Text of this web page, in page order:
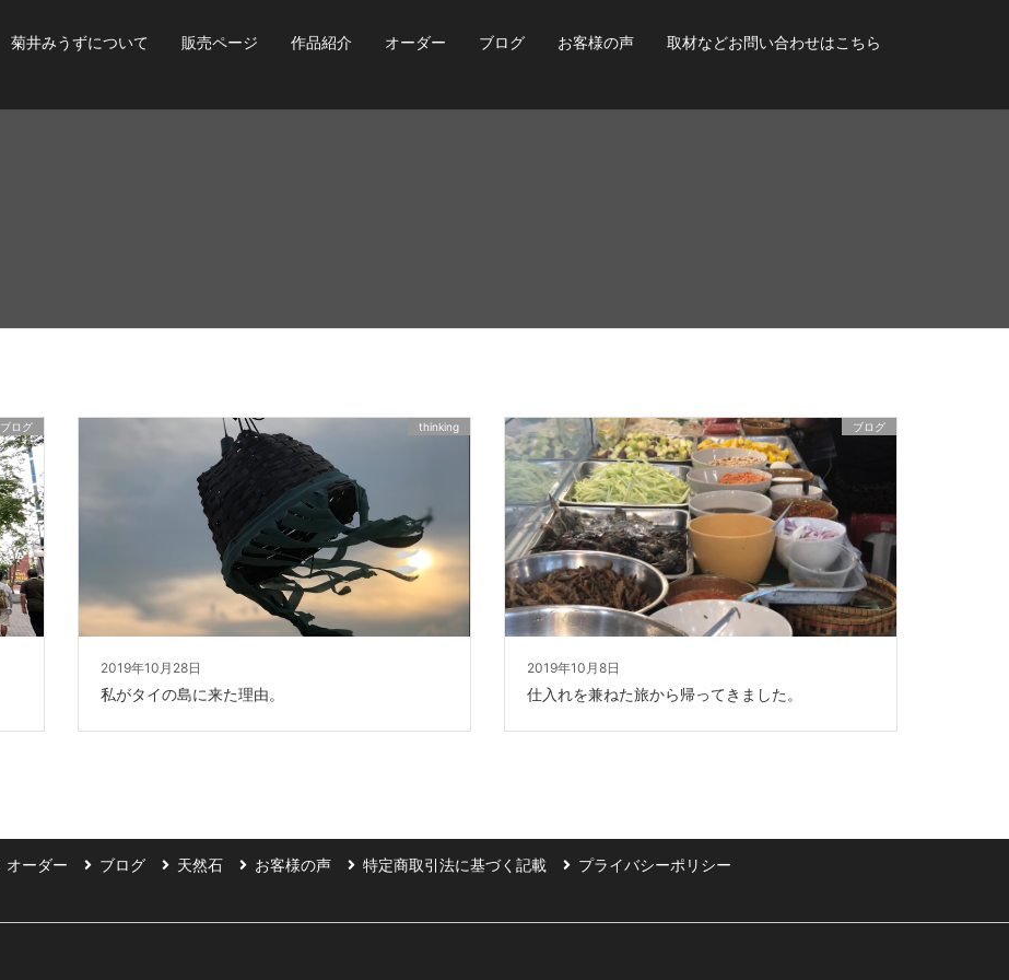
菊井みうずについて 販売ページ 作品紹介 オーダー ブログ お客様の声 取材などお問い合わせはこちら
ブログ
2019年10月28日
thinking
私がタイの島に来た理由。
2019年10月8日
ブログ
仕入れを兼ねた旅から帰ってきました。
オーダー ブログ 天然石 お客様の声 特定商取引法に基づく記載
プライバシーポリシー